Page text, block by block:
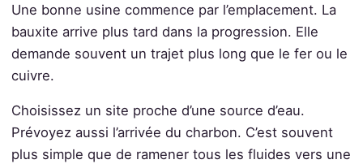
Une bonne usine commence par l’emplacement. La
bauxite arrive plus tard dans la progression. Elle
demande souvent un trajet plus long que le fer ou le
cuivre.
Choisissez un site proche d’une source d’eau.
Prévoyez aussi l’arrivée du charbon. C’est souvent
plus simple que de ramener tous les fluides vers une